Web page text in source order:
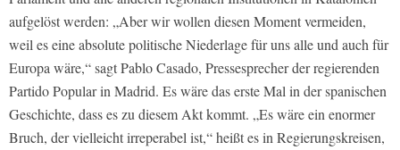
aufgelöst werden: „Aber wir wollen diesen Moment vermeiden,
weil es eine absolute politische Niederlage für uns alle und auch für
Europa wäre,“ sagt Pablo Casado, Pressesprecher der regierenden
Partido Popular in Madrid. Es wäre das erste Mal in der spanischen
Geschichte, dass es zu diesem Akt kommt. „Es wäre ein enormer
Bruch, der vielleicht irreperabel ist,“ heißt es in Regierungskreisen,